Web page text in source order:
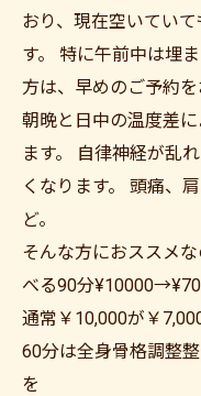
おり、現在空いてい
す。 特に午前中は埋
方は、早めのご予約を
朝晩と日中の温度差
ます。 自律神経が乱
くなります。 頭痛、
ど。
そんな方におススメ
べる90分
通常￥10,000が￥
60分は全身骨格調整
を